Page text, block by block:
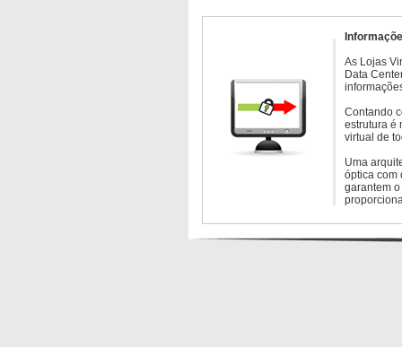
As Lojas
Data
Contando
estrutura é
virtual de
Uma
óptica com
garantem